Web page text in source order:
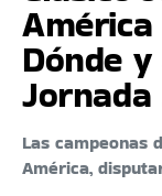
Dónde
Las campeonas
América,